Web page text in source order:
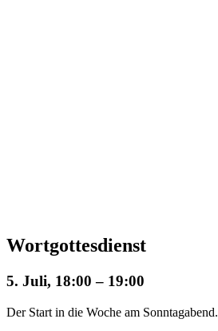
Wortgottesdienst
5. Juli, 18:00 – 19:00
Der Start in die Woche am Sonntagabend.